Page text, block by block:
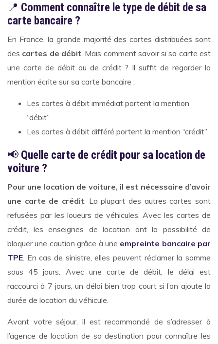
📍 Comment connaître le type de débit de sa
carte bancaire ?
En France, la grande majorité des cartes distribuées sont
des cartes de débit . Mais comment savoir si sa carte est
une carte de débit ou de crédit ? Il suffit de regarder la
mention écrite sur sa carte bancaire :
Les cartes à débit immédiat portent la mention
“débit”
Les cartes à débit différé portent la mention “crédit”
📢 Quelle carte de crédit pour sa location de
voiture ?
Pour une location de voiture, il est nécessaire d’avoir
une carte de crédit . La plupart des autres cartes sont
refusées par les loueurs de véhicules. Avec les cartes de
crédit, les enseignes de location ont la possibilité de
bloquer une caution grâce à une empreinte bancaire par
TPE . En cas de sinistre, elles peuvent réclamer la somme
sous 45 jours. Avec une carte de débit, le délai est
raccourci à 7 jours, un délai bien trop court si l’on ajoute la
durée de location du véhicule.
Avant votre séjour, il est recommandé de s’adresser à
l’agence de location de sa destination pour connaître les